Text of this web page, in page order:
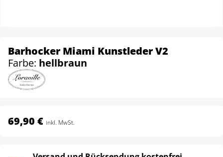
Barhocker Miami Kunstleder V2
Farbe: hellbraun
69,90 € inkl. MwSt.